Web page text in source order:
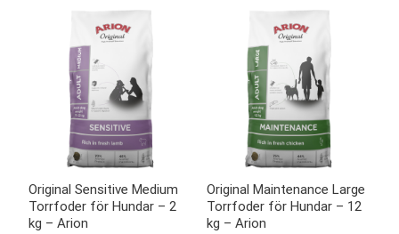
Original Sensitive Medium
Torrfoder för Hundar – 2
kg – Arion
Original Maintenance Large
Torrfoder för Hundar – 12
kg – Arion